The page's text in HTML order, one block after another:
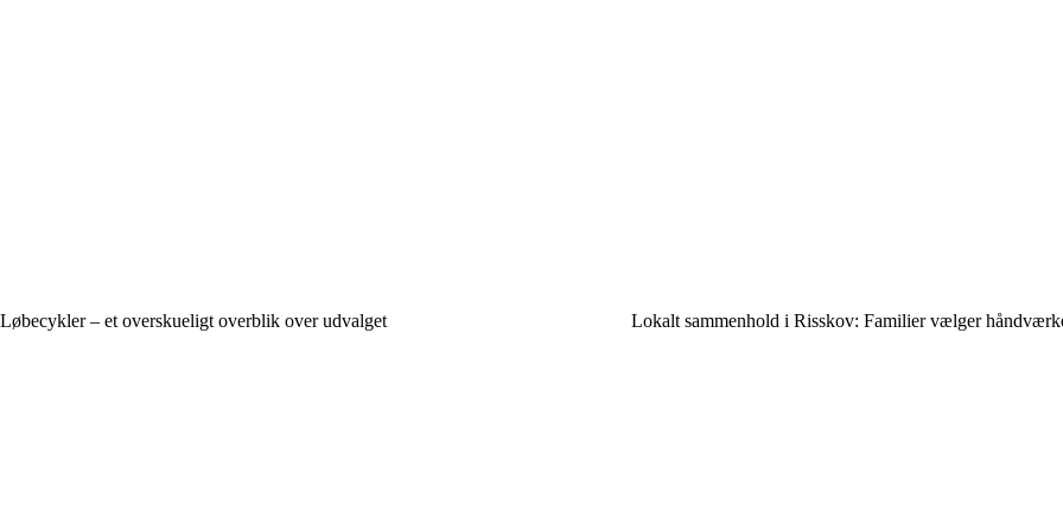
Løbecykler – et overskueligt overblik over udvalget Lokalt sammenhold i Risskov: Familier vælger